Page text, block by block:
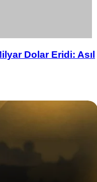
Dolar Eridi: Asıl